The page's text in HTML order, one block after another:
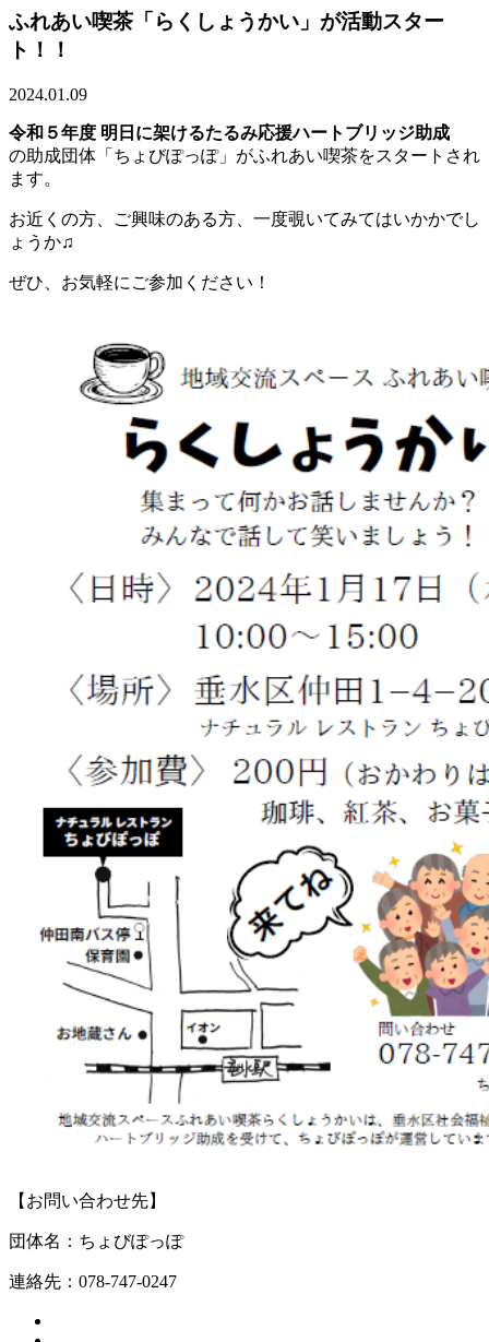
ふれあい喫茶「らくしょうかい」が活動スター
ト！！
2024.01.09
令和５年度 明日に架けるたるみ応援ハートブリッジ助成
の助成団体「ちょびぽっぽ」がふれあい喫茶をスタートされ
ます。
お近くの方、ご興味のある方、一度覗いてみてはいかかでし
ょうか♫
ぜひ、お気軽にご参加ください！
【お問い合わせ先】
団体名：ちょびぽっぽ
連絡先：078-747-0247